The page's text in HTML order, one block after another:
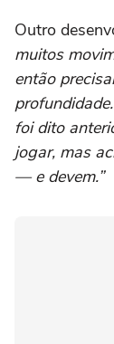
Outro
muitos
então
foi dito
jogar, mas
— e devem.”